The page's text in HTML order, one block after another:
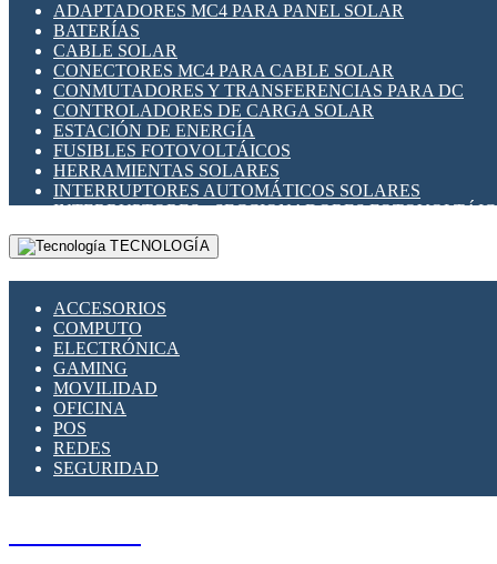
ADAPTADORES MC4 PARA PANEL SOLAR
BATERÍAS
CABLE SOLAR
CONECTORES MC4 PARA CABLE SOLAR
CONMUTADORES Y TRANSFERENCIAS PARA DC
CONTROLADORES DE CARGA SOLAR
ESTACIÓN DE ENERGÍA
FUSIBLES FOTOVOLTÁICOS
HERRAMIENTAS SOLARES
INTERRUPTORES AUTOMÁTICOS SOLARES
INTERRUPTORES - SECCIONADORES
MONTAJE PANEL SOLAR
PORTA FUSIBLES Y SECCIONADORES
TECNOLOGÍA
ACCESORIOS
COMPUTO
ELECTRÓNICA
GAMING
MOVILIDAD
OFICINA
POS
REDES
SEGURIDAD